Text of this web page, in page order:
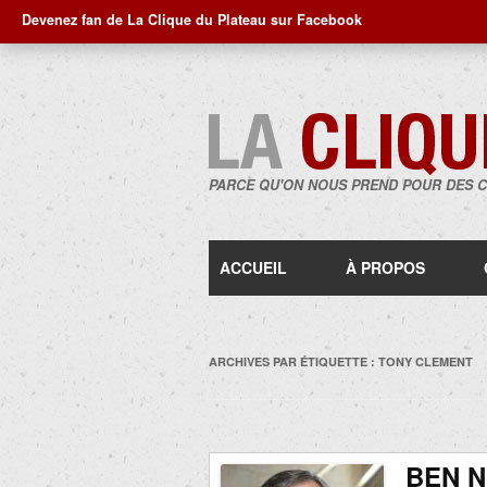
Devenez fan de La Clique du Plateau sur Facebook
PARCE QU'ON NOUS PREND POUR DES
ACCUEIL À PROPOS
ARCHIVES PAR ÉTIQUETTE : TONY CLEMENT
BEN